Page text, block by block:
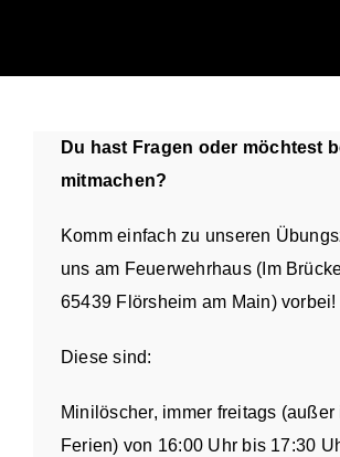
Du hast Fragen oder möchtest
mitmachen?
Komm einfach zu unseren
uns am Feuerwehrhaus (Im
65439 Flörsheim am Main) vorbei!
Diese sind:
Minilöscher, immer freitags (außer
Ferien) von 16:00 Uhr bis 17:30